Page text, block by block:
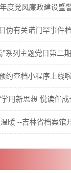
约查档小程序上线啦